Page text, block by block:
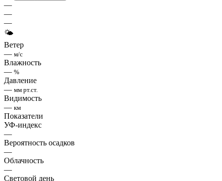
—
—
—
🌤
Ветер
— м/с
Влажность
— %
Давление
— мм рт.ст.
Видимость
— км
Показатели
УФ-индекс
—
Вероятность осадков
—
Облачность
—
Световой день